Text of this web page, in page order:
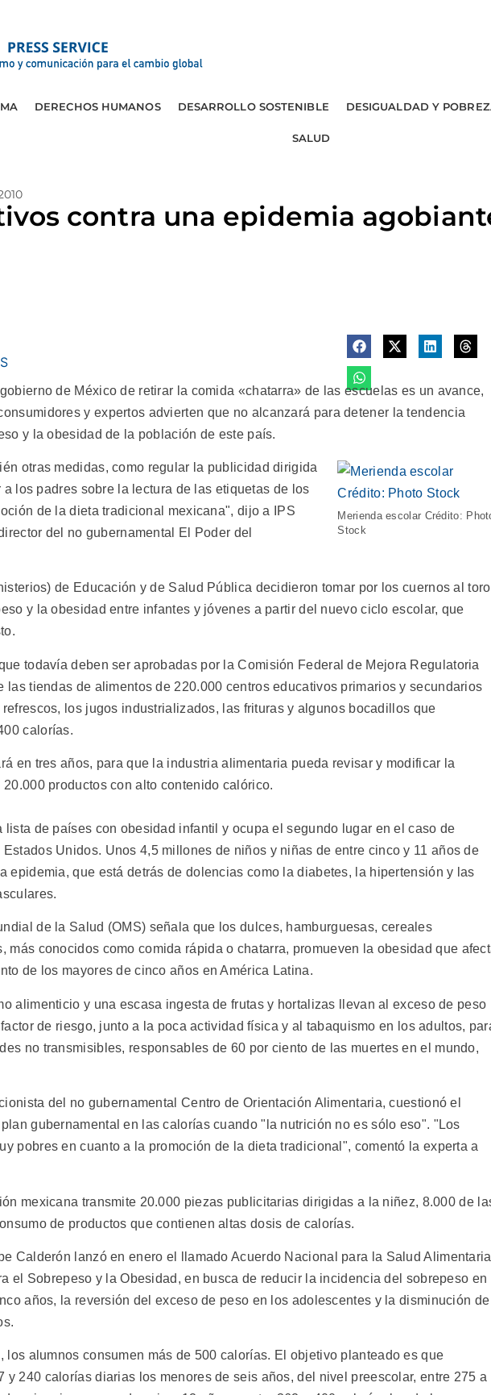
DERECHOS HUMANOS DESARROLLO SOSTENIBLE DESIGUALDAD Y
SALUD
contra una epidemia
de México de retirar la comida «chatarra» de las escuelas es un avance,
y expertos advierten que no alcanzará para detener la tendencia
y la obesidad de la población de este país.
Merienda escolar Crédito:
Stock
otras medidas, como regular la publicidad dirigida
los padres sobre la lectura de las etiquetas de los
de la dieta tradicional mexicana", dijo a IPS
del no gubernamental El Poder del
de Educación y de Salud Pública decidieron tomar por los cuernos al toro
y la obesidad entre infantes y jóvenes a partir del nuevo ciclo escolar, que
todavía deben ser aprobadas por la Comisión Federal de Mejora Regulatoria
las tiendas de alimentos de 220.000 centros educativos primarios y secundarios
los jugos industrializados, las frituras y algunos bocadillos que
calorías.
en tres años, para que la industria alimentaria pueda revisar y modificar la
productos con alto contenido calórico.
lista de países con obesidad infantil y ocupa el segundo lugar en el caso de
Unidos. Unos 4,5 millones de niños y niñas de entre cinco y 11 años de
epidemia, que está detrás de dolencias como la diabetes, la hipertensión y las
de la Salud (OMS) señala que los dulces, hamburguesas, cereales
más conocidos como comida rápida o chatarra, promueven la obesidad que
de los mayores de cinco años en América Latina.
alimenticio y una escasa ingesta de frutas y hortalizas llevan al exceso de peso
de riesgo, junto a la poca actividad física y al tabaquismo en los adultos,
no transmisibles, responsables de 60 por ciento de las muertes en el mundo,
del no gubernamental Centro de Orientación Alimentaria, cuestionó el
gubernamental en las calorías cuando "la nutrición no es sólo eso". "Los
pobres en cuanto a la promoción de la dieta tradicional", comentó la experta a
mexicana transmite 20.000 piezas publicitarias dirigidas a la niñez, 8.000 de
de productos que contienen altas dosis de calorías.
Calderón lanzó en enero el llamado Acuerdo Nacional para la Salud Alimentaria
el Sobrepeso y la Obesidad, en busca de reducir la incidencia del sobrepeso en
años, la reversión del exceso de peso en los adolescentes y la disminución de
los alumnos consumen más de 500 calorías. El objetivo planteado es que
y 240 calorías diarias los menores de seis años, del nivel preescolar, entre 275 a